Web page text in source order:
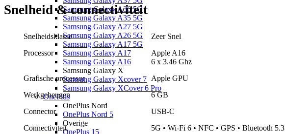
Samsung Galaxy A36 5G
Samsung Galaxy A35 5G
Samsung Galaxy A27 5G
Samsung Galaxy A26 5G
Samsung Galaxy A17 5G
Samsung Galaxy A17
Samsung Galaxy A16
Samsung Galaxy X
Samsung Galaxy Xcover 7
Samsung Galaxy XCover 6 Pro
OnePlus
OnePlus Nord
OnePlus Nord 5
Overige
OnePlus 15
Snelheid & connectiviteit
Snelheidsklasse Zeer Snel
Processor
Apple A16
6 x 3.46 Ghz
Grafische processor
Apple GPU
Werkgeheugen
6 GB
Connector
USB-C
Connectiviteit
5G • Wi-Fi 6 • NFC • GPS • Bluetooth 5.3